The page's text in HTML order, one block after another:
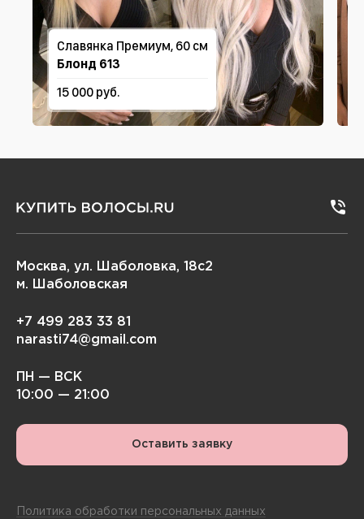
Славянка Премиум, 60 см
Блонд 613
15 000 руб.
Москва, ул. Шаболовка, 18с2
м. Шаболовская
+7 499 283 33 81
narasti74@gmail.com
ПН — ВСК
10:00 — 21:00
Оставить заявку
Политика обработки персональных данных